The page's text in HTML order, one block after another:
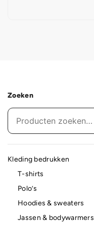
Zoeken
Kleding bedrukken
T-shirts
Polo’s
Hoodies & sweaters
Jassen & bodywarmers